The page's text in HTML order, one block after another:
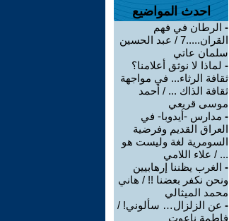
احدث المواضيع
- الرطان في فهم
القران.....7 / عبد الحسين
سلمان عاتي
- لماذا لا نوثق أعلامنا؟
ثقافة الرثاء... في مواجهة
ثقافة الذاك ... / أحمد
موسى قريعي
- مدارس -أيدوبا- في
العراق القديم وفرضية
السومرية لغة وليست هو
... / علاء اللامي
- الغرب يظننا إرهابيين
ونحن نكفر بعضنا !! / هاني
محمد الميثالي
- عن الزلزال… سألوني! /
فاطمة ناعوت